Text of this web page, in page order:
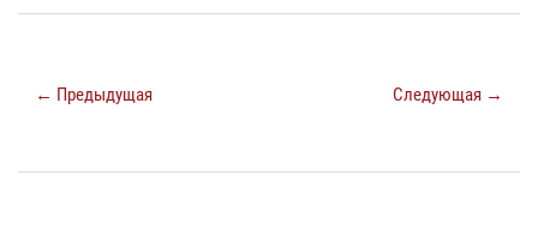
← Предыдущая Следующая →